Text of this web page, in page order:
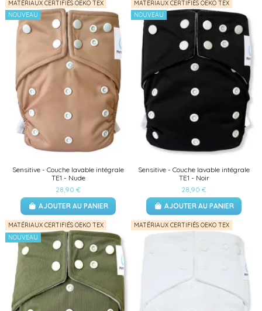
MATÉRIAUX CERTIFIÉS OEKO TEX
NOUVEAU
Sensitive - Couche lavable intégrale
TE1 - Nude
28,90 €
AJOUTER AU PANIER
MATÉRIAUX CERTIFIÉS OEKO TEX
NOUVEAU
Sensitive - Couche lavable intégrale
TE1 - Noir
28,90 €
AJOUTER AU PANIER
MATÉRIAUX CERTIFIÉS OEKO TEX
NOUVEAU
MATÉRIAUX CERTIFIÉS OEKO TEX